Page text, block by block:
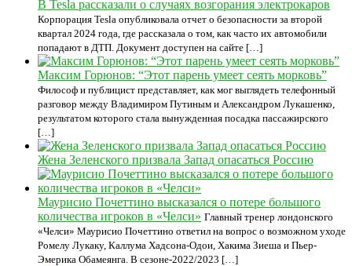
В Tesla рассказали о случаях возгорания электрокаров
Корпорация Tesla опубликовала отчет о безопасности за второй
квартал 2024 года, где рассказала о том, как часто их автомобили
попадают в ДТП. Документ доступен на сайте […]
Максим Горюнов: “Этот парень умеет сеять морковь”
Философ и публицист представляет, как мог выглядеть телефонный
разговор между Владимиром Путиным и Александром Лукашенко,
результатом которого стала вынужденная посадка пассажирского
[…]
Жена Зеленского призвала Запад опасаться Россию
Маурисио Почеттино высказался о потере большого
количества игроков в «Челси» Главный тренер лондонского
«Челси» Маурисио Почеттино ответил на вопрос о возможном уходе
Ромелу Лукаку, Каллума Хадсона-Одои, Хакима Зиеша и Пьер-
Эмерика Обамеянга. В сезоне-2022/2023 […]